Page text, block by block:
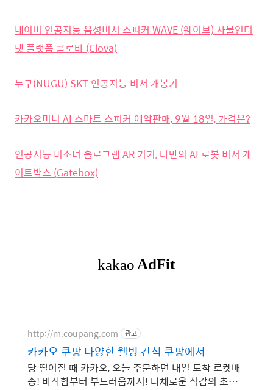
네이버 인공지능 음성비서 스피커 WAVE (웨이브) 사물인터
넷 플랫폼 클로바 (Clova)
누구(NUGU) SKT 인공지능 비서 개봉기
카카오미니 AI 스마트 스피커 예약판매, 9월 18일, 가격은?
인공지능 미소녀 홀로그램 AR 기기, 나만의 AI 로봇 비서 게
이트박스 (Gatebox)
http://m.coupang.com 광고
카카오 쿠팡 다양한 웰빙 간식 쿠팡에서
당 떨어질 때 카카오, 오늘 주문하면 내일 도착 로켓배
송! 바삭함부터 부드러움까지! 다채로운 식감의 초콜